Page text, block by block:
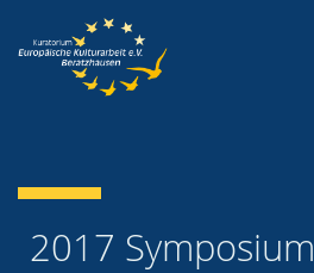
2017 Symposium